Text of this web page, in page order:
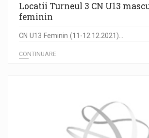
Locatii Turneul 3 CN U13
feminin
CN U13 Feminin (11-12.12.2021)...
CONTINUARE